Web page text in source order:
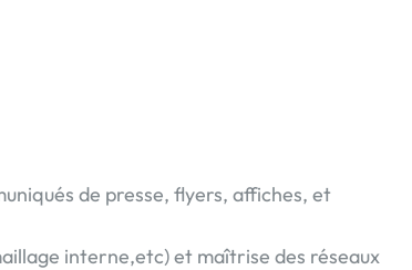
de presse, flyers, affiches, et
interne,etc) et maîtrise des réseaux